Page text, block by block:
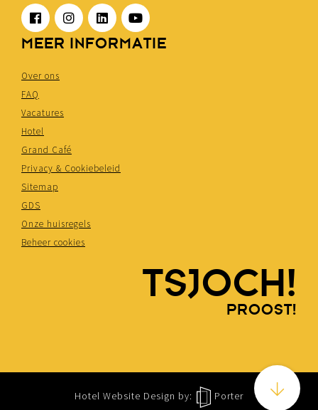
MEER INFORMATIE
Over ons
FAQ
Vacatures
Hotel
Grand Café
Privacy & Cookiebeleid
Sitemap
GDS
Onze huisregels
Beheer cookies
TSJOCH!
PROOST!
Hotel Website Design by: Porter